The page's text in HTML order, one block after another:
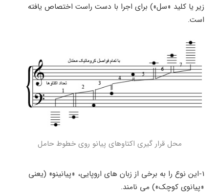
زیر یا کلید «سل») برای اجرا با دست راست اختصاص یافته
است.
محل قرار گیری اکتاوهای پیانو روی خطوط حامل
1-این نوع را به برخی از زبان های اروپایی، «پیانینو» (یعنی
«پیانوی کوچک») می نامند.